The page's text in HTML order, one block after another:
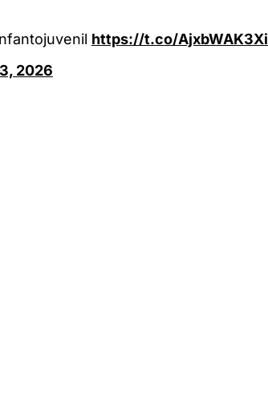
https://t.co/AjxbWAK3Xi
2026